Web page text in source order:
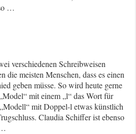
…
verschiedenen Schreibweisen
die meisten Menschen, dass es einen
geben müsse. So wird heute gerne
mit einem „l“ das Wort für
mit Doppel-l etwas künstlich
Claudia Schiffer ist ebenso